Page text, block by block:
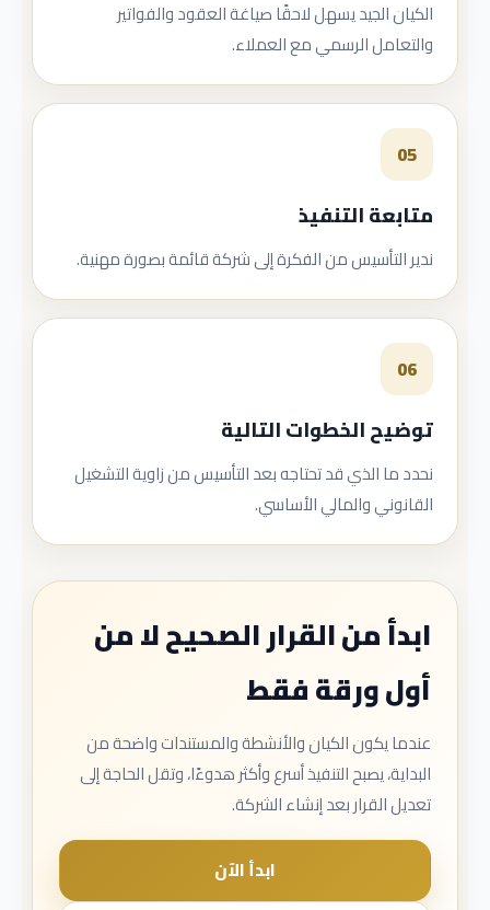
الكيان الجيد يسهل لاحقًا صياغة العقود والفواتير
والتعامل الرسمي مع العملاء.
05
متابعة التنفيذ
ندير التأسيس من الفكرة إلى شركة قائمة بصورة مهنية.
06
توضيح الخطوات التالية
نحدد ما الذي قد تحتاجه بعد التأسيس من زاوية التشغيل
القانوني والمالي الأساسي.
ابدأ من القرار الصحيح لا من
أول ورقة فقط
عندما يكون الكيان والأنشطة والمستندات واضحة من
البداية، يصبح التنفيذ أسرع وأكثر هدوءًا، وتقل الحاجة إلى
تعديل القرار بعد إنشاء الشركة.
ابدأ الآن